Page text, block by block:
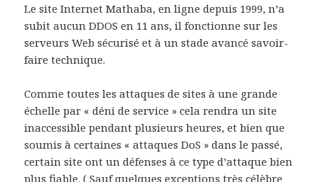
Le site Internet Mathaba, en ligne depuis 1999, n’a
subit aucun DDOS en 11 ans, il fonctionne sur les
serveurs Web sécurisé et à un stade avancé savoir-
faire technique.
Comme toutes les attaques de sites à une grande
échelle par « déni de service » cela rendra un site
inaccessible pendant plusieurs heures, et bien que
soumis à certaines « attaques DoS » dans le passé,
certain site ont un défenses à ce type d’attaque bien
plus fiable. ( Sauf quelques exceptions très célèbre